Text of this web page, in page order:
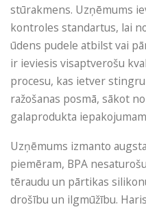
stūrakmens. Uzņēmums
kontroles standartus, lai
ūdens pudele atbilst vai
ir ieviesis visaptverošu
procesu, kas ietver
ražošanas posmā, sākot
galaprodukta
Uzņēmums izmanto
piemēram, BPA
tēraudu un pārtikas
drošību un ilgmūžību.